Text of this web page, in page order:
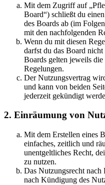
Mit dem Zugriff auf
Board“) schließt du
des Boards ab (im
mit den nachfolgenden
Wenn du mit diesen
darfst du das Board
Boards gelten jeweils
Regelungen.
Der Nutzungsvertrag
und kann von beiden
jederzeit gekündigt
2. Einräumung von
Mit dem Erstellen eines
einfaches, zeitlich und
unentgeltliches Recht,
zu nutzen.
Das Nutzungsrecht
nach Kündigung des